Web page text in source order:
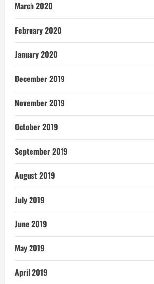
March 2020
February 2020
January 2020
December 2019
November 2019
October 2019
September 2019
August 2019
July 2019
June 2019
May 2019
April 2019